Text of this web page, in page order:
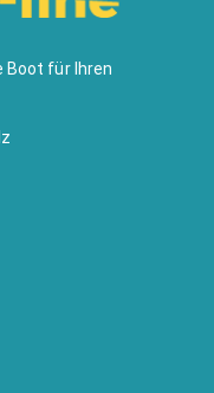
Boot für Ihren